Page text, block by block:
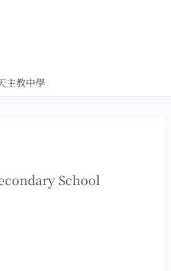
主教中學
School